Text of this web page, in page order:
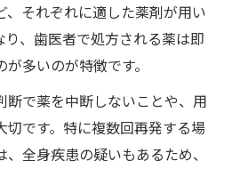
、それぞれに適した薬剤が用い
り、歯医者で処方される薬は即
多いのが特徴です。
断で薬を中断しないことや、用
です。特に複数回再発する場
全身疾患の疑いもあるため、